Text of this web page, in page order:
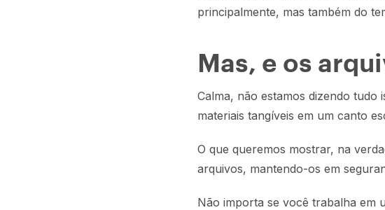
principalmente, mas também do
Mas, e os
Calma, não estamos dizendo
materiais tangíveis em um canto
O que queremos mostrar, na
arquivos, mantendo-os em
Não importa se você trabalha em